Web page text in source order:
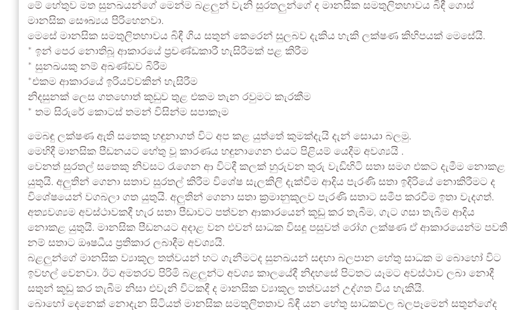
මේ හේතුව මත සුනඛයන්ගේ මෙන්ම බළලුන් වැනි සුරතලුන්ගේ ද මානසික සමතුලිතභාවය බිඳී ගොස්
මානසික සෞඛ්‍යය පිරිහෙනවා.
මෙසේ මානසික සමතුලිතභාවය බිඳී ගිය සතුන් කෙරෙන් සුලබව දැකිය හැකි ලක්ෂණ කිහිපයක් මෙසේයි.
* ඉන් පෙර නොතිබූ ආකාරයේ ප්‍රචණ්ඩකාරී හැසිරීමක් පළ කිරීම
* සුනඛයකු නම් අඛණ්ඩව බිරීම
*එකම ආකාරයේ ඉරියව්වකින් හැසිරීම
නිදසුනක් ලෙස ගතහොත් කූඩුව තුළ එකම තැන රවුමට කැරකීම
* තම සිරුරේ කොටස් තමන් විසින්ම සපාකෑම
මෙබඳු ලක්ෂණ ඇති සතෙකු හඳුනාගත් විට අප කළ යුත්තේ කුමක්දැයි දැන් සොයා බලමු.
මෙහිදී මානසික පීඩනයට හේතු වූ කාරණය හඳුනාගෙන එයට පිළියම් යෙදීම අවශ්‍යයි .
වෙනත් සුරතල් සතෙකු නිවසට රැගෙන ආ විටදී කලක් හුරුවන තුරු වැඩිහිටි සතා සමග එකට දැමීම නොකළ
යුතුයි. අලුතින් ගෙනා සතාව සුරතල් කිරීම විශේෂ සැලකිලි දැක්වීම ආදිය පැරණි සතා ඉදිරියේ නොකිරීමට ද
විශේෂයෙන් වගබලා ගත යුතුයි. අලුතින් ගෙනා සතා ක්‍රමානුකූලව පැරණි සතාට සමීප කරවීම ඉතා වැදගත්.
අත්‍යවශ්‍යම අවස්ථාවකදී හැර සතා පීඩාවට පත්වන ආකාරයෙන් කූඩු කර තැබීම, ගැට ගසා තැබීම ආදිය
නොකළ යුතුයි. මානසික පීඩනයට අදාළ වන එවන් සාධක විසඳූ පසුවත් රෝග ලක්ෂණ ඒ ආකාරයෙන්ම පවතී
නම් සතාට ඖෂධීය ප්‍රතිකාර ලබාදීම අවශ්‍යයි.
බළලුන්ගේ මානසික ව්‍යාකූල තත්වයන් හට ගැනීමටද සුනඛයන් සඳහා බලපාන හේතු සාධක ම බොහෝ විට
ඉවහල් වෙනවා. ඊට අමතරව පිරිමි බළලුන්ට අවශ්‍ය කාලයේදී නිදහසේ පිටතට යෑමට අවස්ථාව ලබා නොදී
සතුන් කූඩු කර තැබීම නිසා එවැනි විටකදී ද මානසික ව්‍යාකූල තත්වයන් උද්ගත විය හැකියි.
බොහෝ දෙනෙක් නොදැන සිටියත් මානසික සමතුලිතතාව බිඳී යන හේතු සාධකවල බලපෑමෙන් සතුන්ගේද